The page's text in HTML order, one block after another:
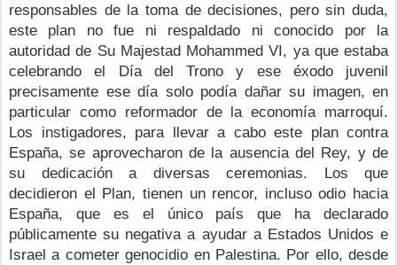
responsables de la toma de decisiones, pero sin duda,
este plan no fue ni respaldado ni conocido por la
autoridad de Su Majestad Mohammed VI, ya que estaba
celebrando el Día del Trono y ese éxodo juvenil
precisamente ese día solo podía dañar su imagen, en
particular como reformador de la economía marroquí.
Los instigadores, para llevar a cabo este plan contra
España, se aprovecharon de la ausencia del Rey, y de
su dedicación a diversas ceremonias. Los que
decidieron el Plan, tienen un rencor, incluso odio hacia
España, que es el único país que ha declarado
públicamente su negativa a ayudar a Estados Unidos e
Israel a cometer genocidio en Palestina. Por ello, desde